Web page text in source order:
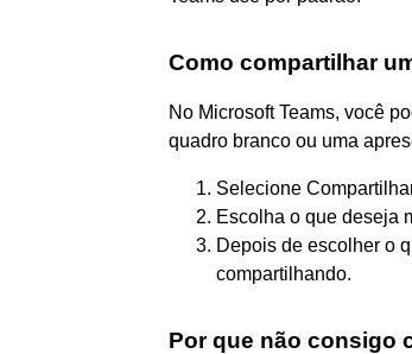
Como compartilhar
No Microsoft Teams, você
quadro branco ou uma
Selecione
Escolha o que deseja
Depois de escolher o
compartilhando.
Por que não consigo